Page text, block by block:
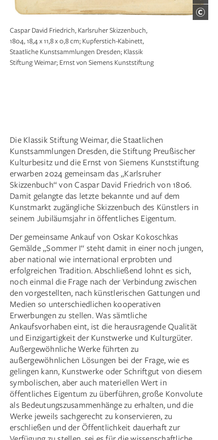
Caspar David Friedrich, Karlsruher Skizzenbuch,
1804, 18,4 x 11,8 x 0,8 cm; Kupferstich-Kabinett,
Staatliche Kunstsammlungen Dresden; Klassik
Stiftung Weimar; Ernst von Siemens Kunststiftung
Die Klassik Stiftung Weimar, die Staatlichen
Kunstsammlungen Dresden, die Stiftung Preußischer
Kulturbesitz und die Ernst von Siemens Kunststiftung
erwarben 2024 gemeinsam das „Karlsruher
Skizzenbuch“ von Caspar David Friedrich von 1806.
Damit gelangte das letzte bekannte und auf dem
Kunstmarkt zugängliche Skizzenbuch des Künstlers in
seinem Jubiläumsjahr in öffentliches Eigentum.
Der gemeinsame Ankauf von Oskar Kokoschkas
Gemälde „Sommer I“ steht damit in einer noch jungen,
aber national wie international erprobten und
erfolgreichen Tradition. Abschließend lohnt es sich,
noch einmal die Frage nach der Verbindung zwischen
den vorgestellten, nach künstlerischen Gattungen und
Medien so unterschiedlichen kooperativen
Erwerbungen zu stellen. Was sämtliche
Ankaufsvorhaben eint, ist die herausragende Qualität
und Einzigartigkeit der Kunstwerke und Kulturgüter.
Außergewöhnliche Werke führten zu
außergewöhnlichen Lösungen bei der Frage, wie es
gelingen kann, Kunstwerke oder Schriftgut von diesem
symbolischen, aber auch materiellen Wert in
öffentliches Eigentum zu überführen, große Konvolute
als Bedeutungszusammenhänge zu erhalten, und die
Werke jeweils sachgerecht zu konservieren, zu
erschließen und der Öffentlichkeit dauerhaft zur